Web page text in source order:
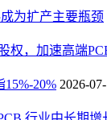
为扩产主要瓶颈
权，加速高端
20% 2026-